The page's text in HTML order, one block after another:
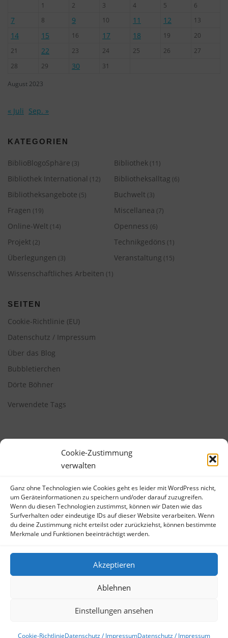
Cookie-Zustimmung
verwalten
Ganz ohne Technologien wie Cookies geht es leider mit WordPress nicht,
um Geräteinformationen zu speichern und/oder darauf zuzugreifen.
Wenn du diesen Technologien zustimmst, können wir Daten wie das
Surfverhalten oder eindeutige IDs auf dieser Website verarbeiten. Wenn
du deine Zustimmung nicht erteilst oder zurückziehst, können bestimmte
Merkmale und Funktionen beeinträchtigt werden.
Akzeptieren
Ablehnen
Einstellungen ansehen
Cookie-RichtlinieDatenschutz / ImpressumDatenschutz / Impressum
August 2023
1 2 3 4 5 6
7 8 9 10 11 12 13
14 15 16 17 18 19
20
21
22 23 24 25 26
27
28
29 30 31
« Juli Sep. »
KATEGORIEN
BiblioBlogoSphäre (3) Bibliothek (11)
Bibliothek International (12) Bibliotheksalltag (6)
Bibliotheksangebote (5) Buchwelt (3)
Fragen (19) Miscellanea (7)
Online-Welt (14) Openness (6)
Projekt (2) Technikgedöns (1)
Überlegungen (3) Veranstaltung (15)
Wissenschaftliches Arbeiten (1)
SEITEN
Cookie-Richtlinie (EU)
Datenschutz / Impressum
Über das Blog
Bubbletierchen
Dörte Böhner
Verwendete Tags
META
Anmelden
Eintrags-Feed
WordPress.org
Copyright © 2026 Bibliotheksbubble